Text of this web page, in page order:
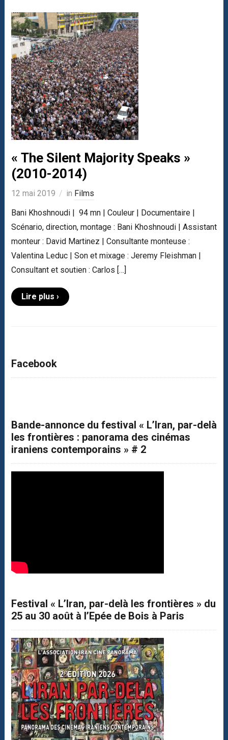
« The Silent Majority Speaks »
(2010-2014)
12 mai 2019 in Films
Bani Khoshnoudi | 94 mn | Couleur | Documentaire |
Scénario, direction, montage : Bani Khoshnoudi | Assistant
monteur : David Martinez | Consultante monteuse :
Valentina Leduc | Son et mixage : Jeremy Fleishman |
Consultant et soutien : Carlos […]
Lire plus ›
Facebook
Bande-annonce du festival « L’Iran, par-delà
les frontières : panorama des cinémas
iraniens contemporains » # 2
Festival « L’Iran, par-delà les frontières » du
25 au 30 août à l’Epée de Bois à Paris